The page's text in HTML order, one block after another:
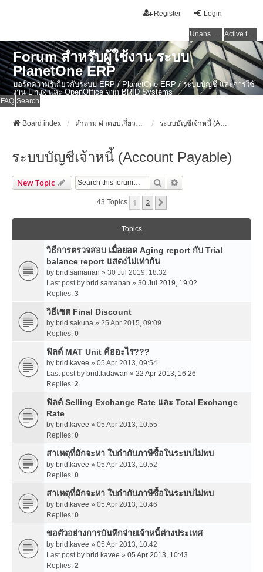
Login
Register
Unanswered topics Active topics
Forum สำหรับผู้ใช้งาน ระบบ
PlanetOne ERP
บอร์ดความรู้เกี่ยวกับระบบ ERP / PlanetOne ERP / ระบบบัญชี และการใช้
งาน Linux และ OpenOffice จาก BRID Systems
FAQ Search
Board index คำถาม คำตอบเกี่ยวกับระบบ ไทย ERP: AdvanceBusinessSystem - PlanetOne และ ERP ระบบบัญชี ระบบบัญชีเจ้าหนี้ (Account Payable)
ระบบบัญชีเจ้าหนี้ (Account Payable)
New Topic Search
43 Topics 1 2
Topics
วิธีการตรวจสอบ เมื่อยอด Aging report กับ Trial
balance report แสดงไม่เท่ากัน
by brid.samanan » 30 Jul 2019, 18:32
Last post by brid.samanan » 30 Jul 2019, 19:02
Replies: 3
วิธีเซต Final Discount
by brid.sakuna » 25 Apr 2015, 09:09
Replies: 0
ฟิลด์ MAT Unit คืออะไร???
by brid.kavee » 05 Apr 2013, 09:54
Last post by brid.ladawan » 22 Apr 2013, 16:26
Replies: 2
ฟิลด์ Selling Exchange Rate และ Total Exchange
Rate
by brid.kavee » 05 Apr 2013, 10:55
Replies: 0
สาเหตุที่มักจะหา ใบกำกับภาษีซื้อในระบบไม่พบ
by brid.kavee » 05 Apr 2013, 10:52
Replies: 0
สาเหตุที่มักจะหา ใบกำกับภาษีซื้อในระบบไม่พบ
by brid.kavee » 05 Apr 2013, 10:46
Replies: 0
ขอตัวอย่างการบันทึกจ่ายเจ้าหนี้ต่างประเทศ
by brid.kavee » 05 Apr 2013, 10:42
Last post by brid.kavee » 05 Apr 2013, 10:43
Replies: 2